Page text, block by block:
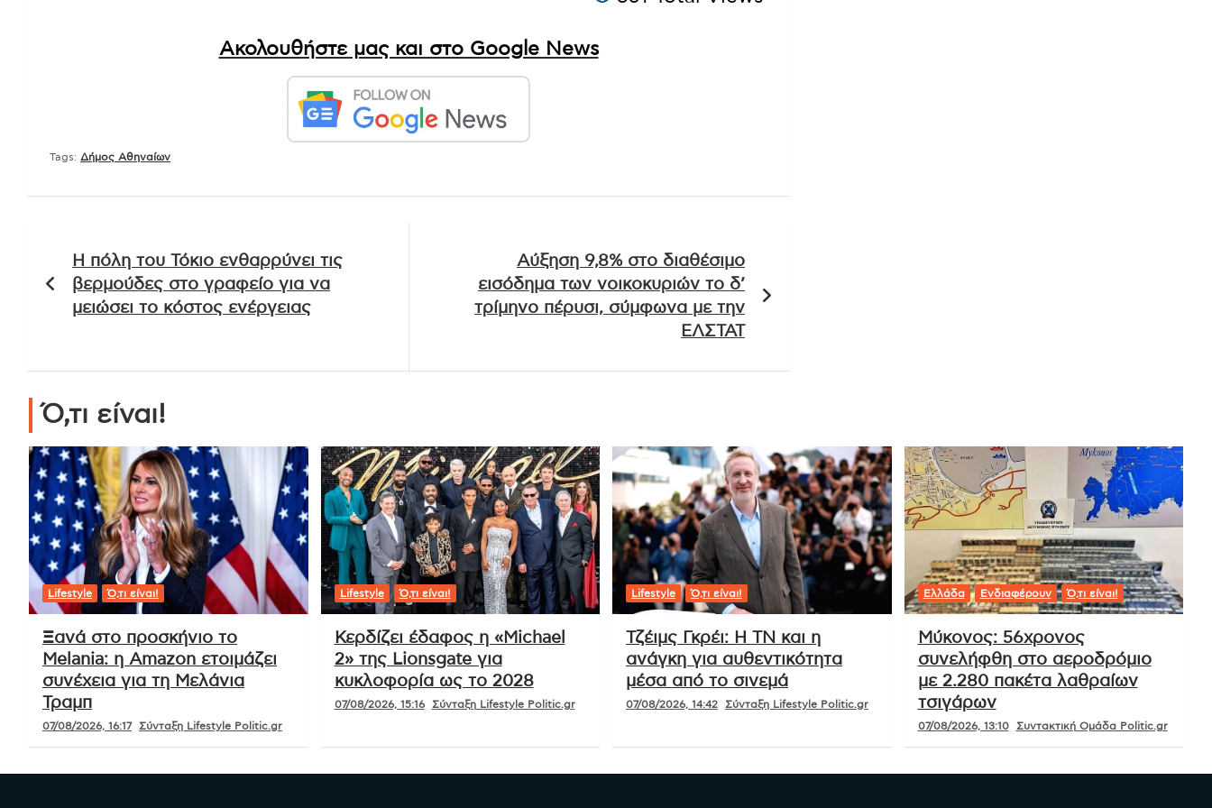
Ακολουθήστε μας και στο Google News
Tags: Δήμος Αθηναίων
άρθρων
Η πόλη του Τόκιο ενθαρρύνει τις
βερμούδες στο γραφείο για να
μειώσει το κόστος ενέργειας
Αύξηση 9,8% στο διαθέσιμο
εισόδημα των νοικοκυριών το δ’
τρίμηνο πέρυσι, σύμφωνα με την
ΕΛΣΤΑΤ
Ό,τι είναι!
Lifestyle Ό,τι είναι!
Ξανά στο προσκήνιο το
Melania: η Amazon ετοιμάζει
συνέχεια για τη Μελάνια
Τραμπ
07/08/2026, 16:17 Σύνταξη Lifestyle Politic.gr
Lifestyle Ό,τι είναι!
Κερδίζει έδαφος η «Michael
2» της Lionsgate για
κυκλοφορία ως το 2028
07/08/2026, 15:16 Σύνταξη Lifestyle Politic.gr
Lifestyle Ό,τι είναι!
Τζέιμς Γκρέι: Η ΤΝ και η
ανάγκη για αυθεντικότητα
μέσα από το σινεμά
07/08/2026, 14:42 Σύνταξη Lifestyle Politic.gr
Ελλάδα Ενδιαφέρουν Ό,τι είναι!
Μύκονος: 56χρονος
συνελήφθη στο αεροδρόμιο
με 2.280 πακέτα λαθραίων
τσιγάρων
07/08/2026, 13:10 Συντακτική Ομάδα Politic.gr